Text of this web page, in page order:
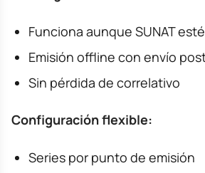
Funciona aunque SUNAT
Emisión offline con envío
Sin pérdida de correlativo
Configuración flexible:
Series por punto de emisión